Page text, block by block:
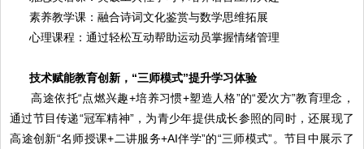
素养教学课：融合诗词文化鉴赏与数学思维拓展
心理课程：通过轻松互动帮助运动员掌握情绪管理
技术赋能教育创新，“三师模式”提升学习体验
高途依托“点燃兴趣+培养习惯+塑造人格”的“爱次方”教育理念，
通过节目传递“冠军精神”，为青少年提供成长参照的同时，还展现了
高途创新“名师授课+二讲服务+AI伴学”的“三师模式”。节目中展示了